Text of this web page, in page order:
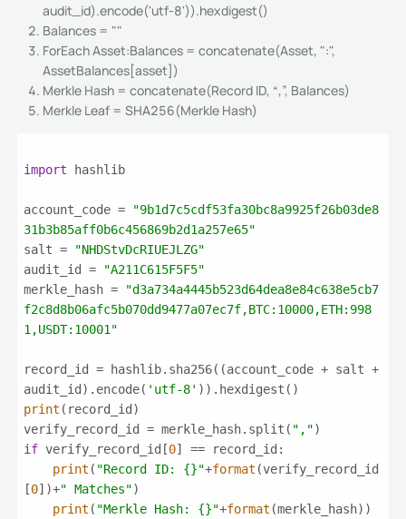
audit_id).encode('utf-8')).hexdigest()
Balances = ""
ForEach Asset:Balances = concatenate(Asset, ":",
AssetBalances[asset])
Merkle Hash = concatenate(Record ID, “,”, Balances)
Merkle Leaf = SHA256(Merkle Hash)
import
account_code =
"9b1d7c5cdf53fa30bc8a9925f26b03de8
31b3b85aff0b6c456869b2d1a257e65"
salt =
"NHDStvDcRIUEJLZG"
audit_id =
"A211C615F5F5"
merkle_hash =
"d3a734a4445b523d64dea8e84c638e5cb7
f2c8d8b06afc5b070dd9477a07ec7f,BTC:10000,ETH:998
1,USDT:10001"
record_id = hashlib.sha256((account_code + salt +
audit_id).encode( 'utf-8'
print
verify_record_id = merkle_hash.split( ","
if verify_record_id[0
print ( "Record ID: {}"+format (verify_record_id
[0])+" Matches"
print ( "Merkle Hash: {}"+format